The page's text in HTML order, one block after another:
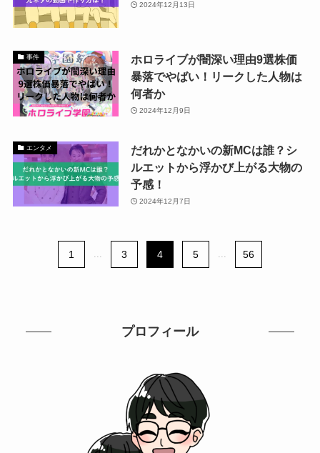
2024年12月13日
事件
ホロライブが闇深い理由9選株価
暴落でやばい！リークした人物は
何者か
2024年12月9日
エンタメ
だれかとなかいの新MCは誰？シ
ルエットから浮かび上がる大物の
予感！
2024年12月7日
1 ... 3 4 5 ... 56
プロフィール